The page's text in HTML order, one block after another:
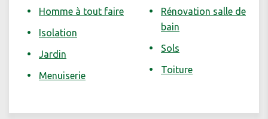
Homme à tout faire
Isolation
Jardin
Menuiserie
Rénovation salle de
bain
Sols
Toiture